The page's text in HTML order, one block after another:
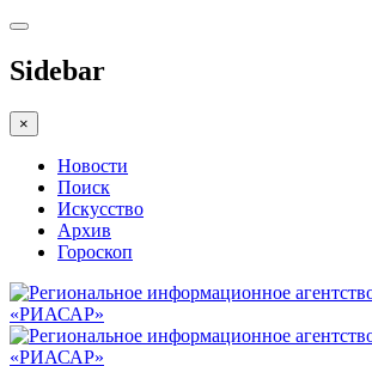
Sidebar
×
Новости
Поиск
Искусство
Архив
Гороскоп